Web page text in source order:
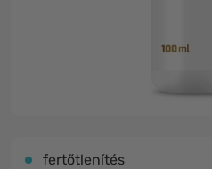
fertőtlenítés